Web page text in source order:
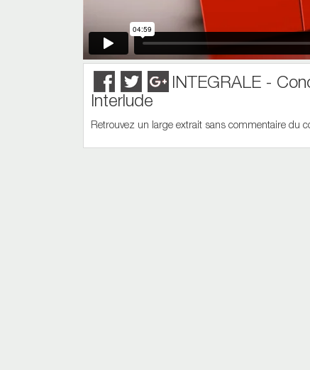
INTEGRALE -
Interlude
Retrouvez un large extrait sans commentaire du